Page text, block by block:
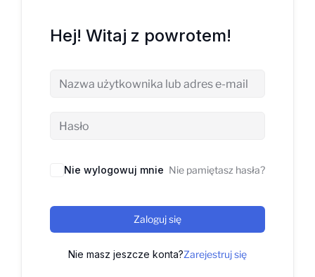
Hej! Witaj z powrotem!
Nie wylogowuj mnie Nie pamiętasz hasła?
Zaloguj się
Nie masz jeszcze konta?Zarejestruj się